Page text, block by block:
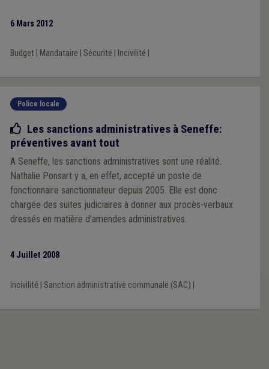
6 Mars 2012
Budget| Mandataire Sécurité Incivilité
Police locale
Bonne pratique
Les sanctions administratives à Seneffe:
préventives avant tout
A Seneffe, les sanctions administratives sont une réalité.
Nathalie Ponsart y a, en effet, accepté un poste de
fonctionnaire sanctionnateur depuis 2005. Elle est donc
chargée des suites judiciaires à donner aux procès-verbaux
dressés en matière d'amendes administratives.
4 Juillet 2008
Incivilité Sanction administrative communale (SAC)